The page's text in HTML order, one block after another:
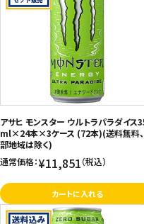
アサヒ モンスター ウルトラパラダイス
ml×24本×3ケース (72本)(送料無料
部地域は除く)
通常価格：¥11,851（税込）
カートに入れる